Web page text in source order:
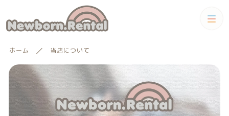
ホーム 当店について
カテゴリー
すべて
トータルコーディネートセット